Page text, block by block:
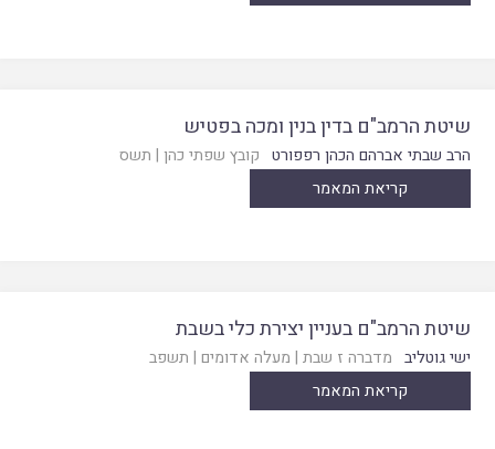
שיטת הרמב"ם בדין בנין ומכה בפטיש
הרב שבתי אברהם הכהן רפפורט קובץ שפתי כהן | תשס
קריאת המאמר
שיטת הרמב"ם בעניין יצירת כלי בשבת
ישי גוטליב מדברה ז שבת | מעלה אדומים | תשפב
קריאת המאמר